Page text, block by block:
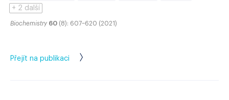
+ 2 další
Biochemistry 60 (8): 607–620 (2021)
Přejít na publikaci